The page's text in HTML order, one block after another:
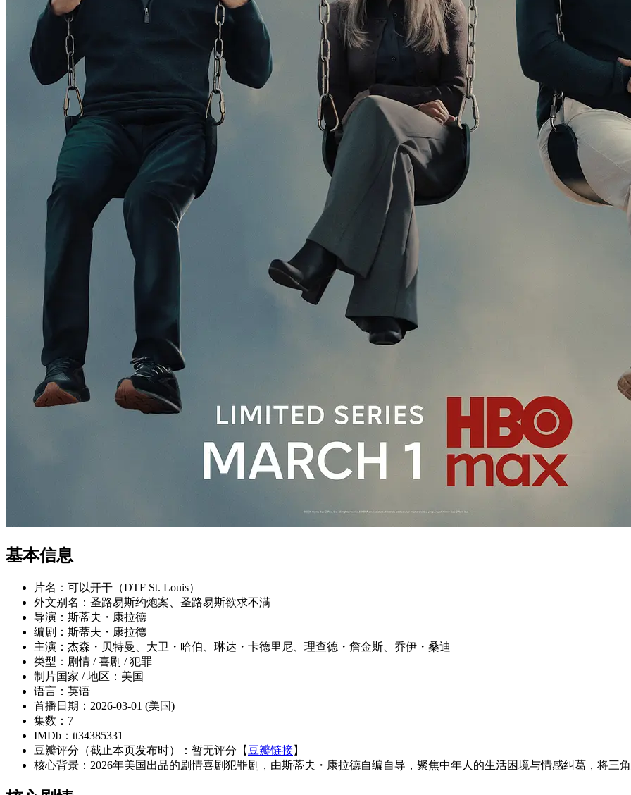
基本信息
片名：可以开干（DTF St. Louis）
外文别名：圣路易斯约炮案、圣路易斯欲求不满
导演：斯蒂夫・康拉德
编剧：斯蒂夫・康拉德
主演：杰森・贝特曼、大卫・哈伯、琳达・卡德里尼、理查德・詹金斯、乔伊・桑迪
类型：剧情 / 喜剧 / 犯罪
制片国家 / 地区：美国
语言：英语
首播日期：2026-03-01 (美国)
集数：7
IMDb：tt34385331
豆瓣评分（截止本页发布时）：暂无评分【 豆瓣链接】
核心背景：2026年美国出品的剧情喜剧犯罪剧，由斯蒂夫・康拉德自编自导，聚焦中年人的生活困境与情感纠葛，将三